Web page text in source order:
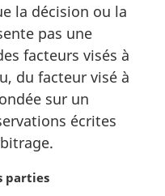
la décision ou la
pas une
facteurs visés à
du facteur visé à
sur un
écrites
parties